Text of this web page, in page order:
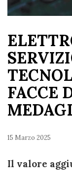
FACCE
15 Marzo 2025
Il valore